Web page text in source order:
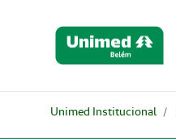
Unimed Institucional